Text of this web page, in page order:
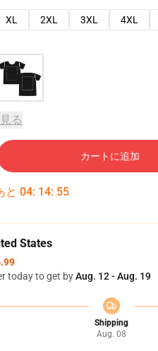
XL 2XL 3XL 4XL
る
カートに追加
と 04: 14: 54
States
today to get byAug. 12 - Aug. 19
Shipping
Aug. 08